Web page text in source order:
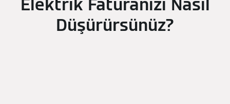
Elektrik Faturanızı Nasıl
Düşürürsünüz?